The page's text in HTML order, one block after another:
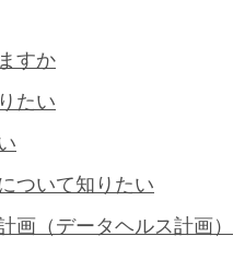
すか
たい
ついて知りたい
画（データヘルス計画）